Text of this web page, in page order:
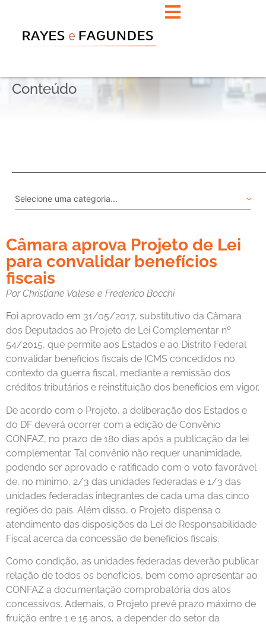
Conteúdo
Câmara aprova Projeto de Lei
para convalidar benefícios
fiscais
Por Christiane Valese e Frederico Bocchi
Foi aprovado em 31/05/2017, substitutivo da Câmara
dos Deputados ao Projeto de Lei Complementar nº
54/2015, que permite aos Estados e ao Distrito Federal
convalidar benefícios fiscais de ICMS concedidos no
contexto da guerra fiscal, mediante a remissão dos
créditos tributários e reinstituição dos benefícios em vigor.
De acordo com o Projeto, a deliberação dos Estados e
do DF deverá ocorrer com a edição de Convênio
CONFAZ, no prazo de 180 dias após a publicação da lei
complementar. Tal convênio não requer unanimidade,
podendo ser aprovado e ratificado com o voto favorável
de, no mínimo, 2/3 das unidades federadas e 1/3 das
unidades federadas integrantes de cada uma das cinco
regiões do país. Além disso, o Projeto dispensa o
atendimento das disposições da Lei de Responsabilidade
Fiscal acerca da concessão de benefícios fiscais.
Como condição, as unidades federadas deverão publicar
relação de todos os benefícios, bem como apresentar ao
CONFAZ a documentação comprobatória dos atos
concessivos. Ademais, o Projeto prevê prazo máximo de
fruição entre 1 e 15 anos, a depender do setor da